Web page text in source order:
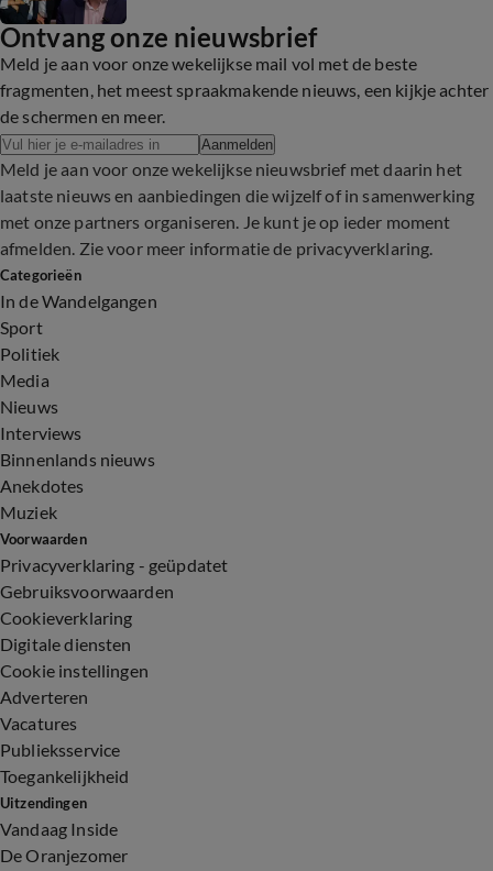
Ontvang onze nieuwsbrief
Meld je aan voor onze wekelijkse mail vol met de beste
fragmenten, het meest spraakmakende nieuws, een kijkje achter
de schermen en meer.
Aanmelden
Meld je aan voor onze wekelijkse nieuwsbrief met daarin het
laatste nieuws en aanbiedingen die wijzelf of in samenwerking
met onze partners organiseren. Je kunt je op ieder moment
afmelden. Zie voor meer informatie de privacyverklaring.
Categorieën
In de Wandelgangen
Sport
Politiek
Media
Nieuws
Interviews
Binnenlands nieuws
Anekdotes
Muziek
Voorwaarden
Privacyverklaring - geüpdatet
Gebruiksvoorwaarden
Cookieverklaring
Digitale diensten
Cookie instellingen
Adverteren
Vacatures
Publieksservice
Toegankelijkheid
Uitzendingen
Vandaag Inside
De Oranjezomer